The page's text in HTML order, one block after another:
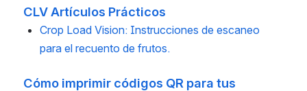
CLV Artículos Prácticos
Crop Load Vision: Instrucciones de escaneo
para el recuento de frutos.
Cómo imprimir códigos QR para tus